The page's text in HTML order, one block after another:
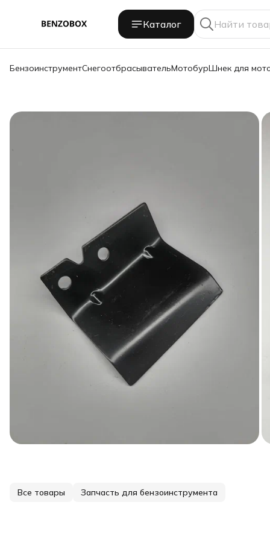
Каталог
БензоинструментСнегоотбрасывательМотобурШнек для
Все товары Запчасть для бензоинструмента